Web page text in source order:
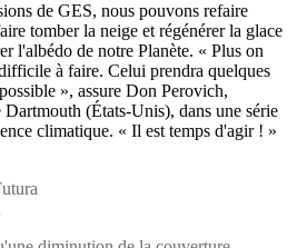
de GES, nous pouvons refaire
tomber la neige et régénérer la glace
l'albédo de notre Planète. « Plus on
à faire. Celui prendra quelques
», assure Don Perovich,
(États-Unis), dans une série
climatique. « Il est temps d'agir ! »